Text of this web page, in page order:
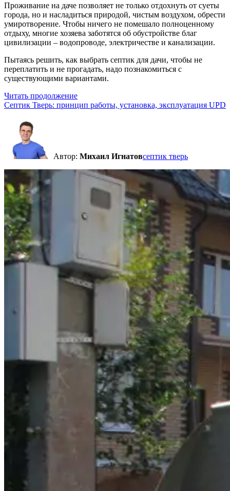
Проживание на даче позволяет не только отдохнуть от суеты
города, но и насладиться природой, чистым воздухом, обрести
умиротворение. Чтобы ничего не помешало полноценному
отдыху, многие хозяева заботятся об обустройстве благ
цивилизации – водопроводе, электричестве и канализации.
Пытаясь решить, как выбрать септик для дачи, чтобы не
переплатить и не прогадать, надо познакомиться с
существующими вариантами.
Читать продолжение
Септик Тверь: принцип работы, установка, эксплуатация UPD
Автор: Михаил Игнатовсептик тверь